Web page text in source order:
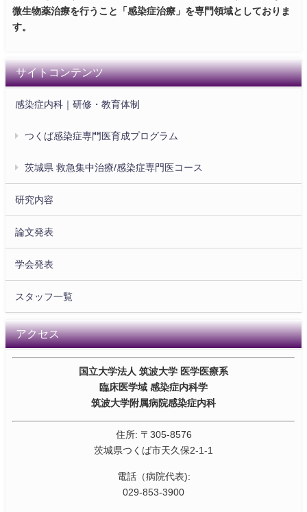
微生物薬治療を行うこと「感染症治療」を専門領域としておりま
す。
サイトコンテンツ
感染症内科｜研修・教育体制
つくば感染症専門医育成プログラム
茨城県 救急集中治療/感染症専門医コース
研究内容
論文発表
学会発表
スタッフ一覧
アクセス
国立大学法人 筑波大学 医学医療系
臨床医学域 感染症内科学
筑波大学附属病院感染症内科
住所: 〒305-8576
茨城県つくば市天久保2-1-1
電話（病院代表):
029-853-3900